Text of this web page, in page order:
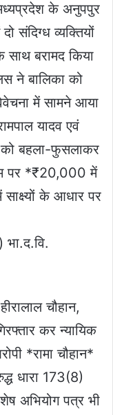
के अनुपपुर
संदिग्ध व्यक्तियों
साथ बरामद किया
ने बालिका को
में सामने आया
यादव एवं
को बहला-फुसलाकर
पर *₹20,000 में
के आधार पर
चौहान,
कर न्यायिक
*रामा चौहान*
धारा 173(8)
अभियोग पत्र भी